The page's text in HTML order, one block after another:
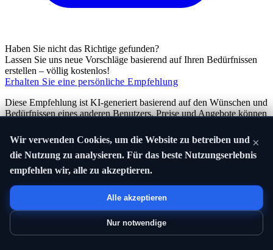
Haben Sie nicht das Richtige gefunden?
Lassen Sie uns neue Vorschläge basierend auf Ihren Bedürfnissen
erstellen – völlig kostenlos!
Erhalten Sie eine persönliche Empfehlung
Diese Empfehlung ist KI-generiert basierend auf den Wünschen und
Bedürfnissen eines anderen Benutzers. Preise und Angebote können
verwenden Affiliate-Links und können eine Vergütung erhalten,
wenn Sie über unsere Links einkaufen. KI kann manchmal Fehler
machen – überprüfen Sie immer Produktinformationen und Preis vor
dem Kauf.
Vielleicht auch interessant
Finde das beste Ersatzakku für E-Bike horizontal unter 1500 €
×
Wir verwenden Cookies, um die Website zu betreiben und
die Nutzung zu analysieren. Für das beste Nutzungserlebnis
empfehlen wir, alle zu akzeptieren.
Alle akzeptieren
Nur notwendige